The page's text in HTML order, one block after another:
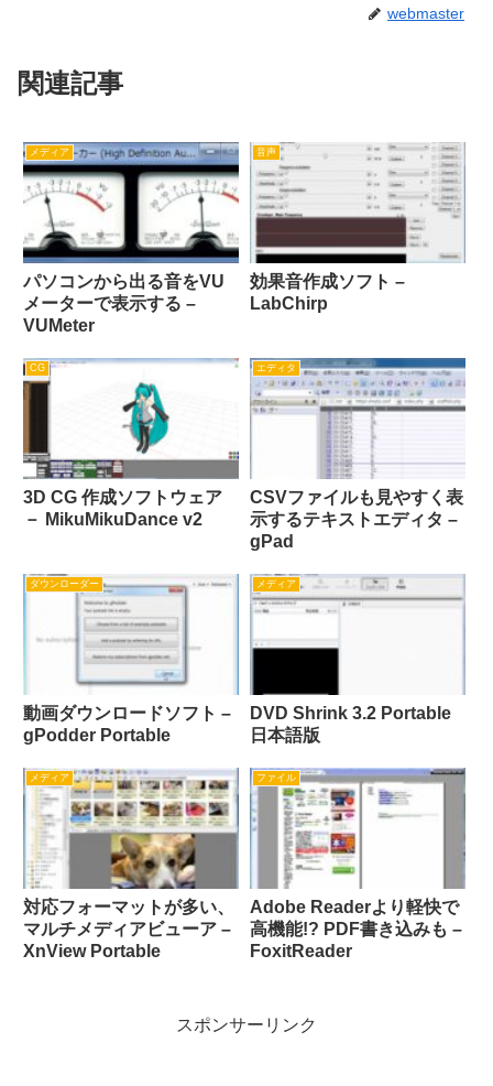
webmaster
関連記事
メディア
パソコンから出る音をVU
メーターで表示する –
VUMeter
音声
効果音作成ソフト –
LabChirp
CG
3D CG 作成ソフトウェア
－ MikuMikuDance v2
エディタ
CSVファイルも見やすく表
示するテキストエディタ –
gPad
ダウンローダー
動画ダウンロードソフト –
gPodder Portable
メディア
DVD Shrink 3.2 Portable
日本語版
メディア
対応フォーマットが多い、
マルチメディアビューア –
XnView Portable
ファイル
Adobe Readerより軽快で
高機能!? PDF書き込みも –
FoxitReader
スポンサーリンク